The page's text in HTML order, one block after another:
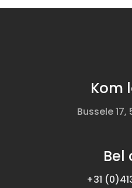
Kom
Bussele 17,
Bel
+31